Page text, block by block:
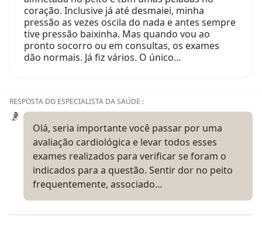
coração. Inclusive já até desmaiei, minha
pressão as vezes oscila do nada e antes sempre
tive pressão baixinha. Mas quando vou ao
pronto socorro ou em consultas, os exames
dão normais. Já fiz vários. O único…
RESPOSTA DO ESPECIALISTA DA SAÚDE :
Olá, seria importante você passar por uma
avaliação cardiológica e levar todos esses
exames realizados para verificar se foram o
indicados para a questão. Sentir dor no peito
frequentemente, associado…